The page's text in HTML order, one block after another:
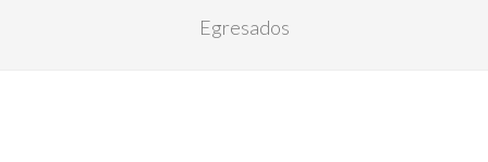
Egresados